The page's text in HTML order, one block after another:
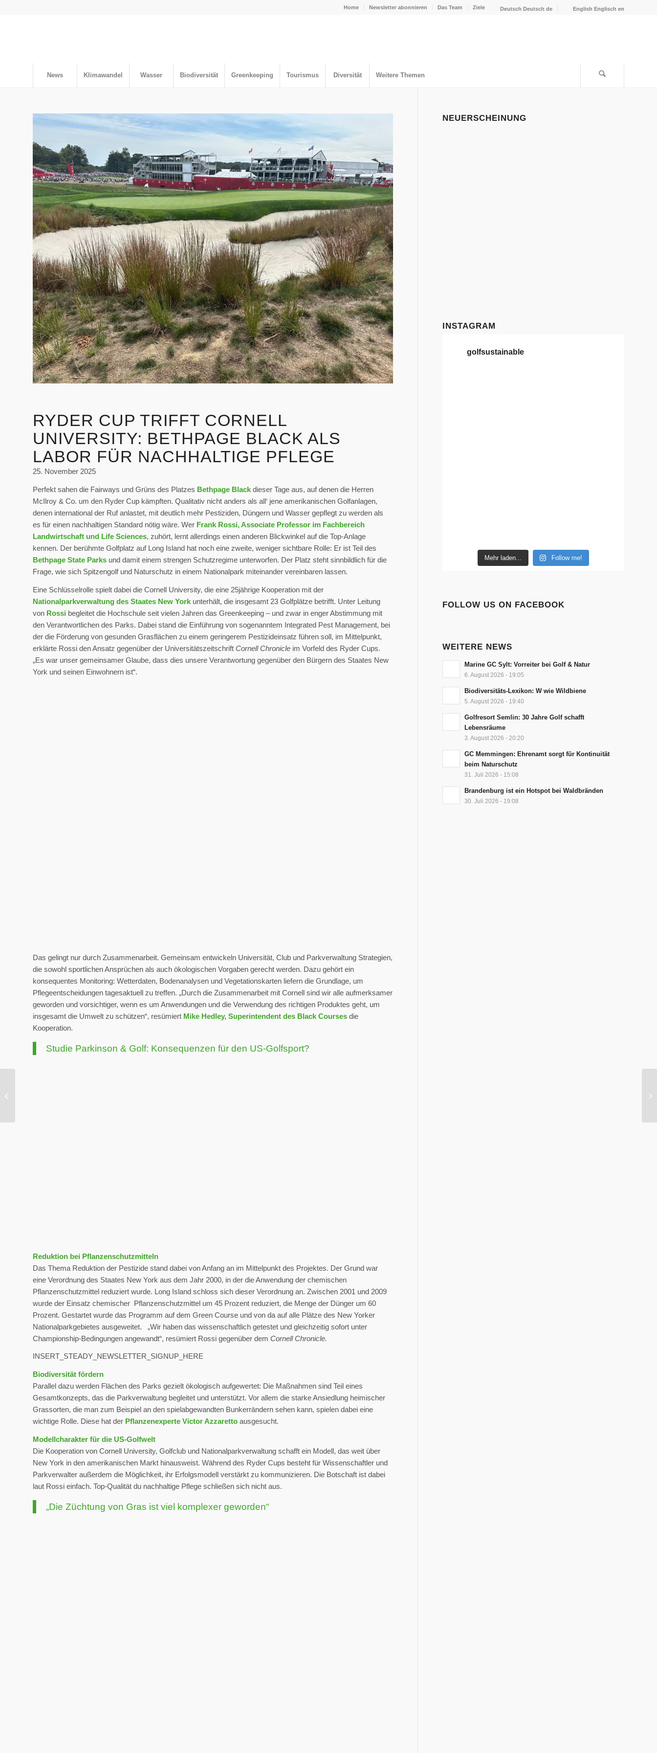
Home Newsletter abonnieren Das Team Ziele Deutsch Deutsch de English Englisch en
News Klimawandel Wasser Biodiversität Greenkeeping Tourismus Diversität Weitere Themen
RYDER CUP TRIFFT CORNELL
UNIVERSITY: BETHPAGE BLACK ALS
LABOR FÜR NACHHALTIGE PFLEGE
25. November 2025
Perfekt sahen die Fairways und Grüns des Platzes Bethpage Black dieser Tage aus, auf denen die Herren
McIlroy & Co. um den Ryder Cup kämpften. Qualitativ nicht anders als all‘ jene amerikanischen Golfanlagen,
denen international der Ruf anlastet, mit deutlich mehr Pestiziden, Düngern und Wasser gepflegt zu werden als
es für einen nachhaltigen Standard nötig wäre. Wer Frank Rossi, Associate Professor im Fachbereich
Landwirtschaft und Life Sciences, zuhört, lernt allerdings einen anderen Blickwinkel auf die Top-Anlage
kennen. Der berühmte Golfplatz auf Long Island hat noch eine zweite, weniger sichtbare Rolle: Er ist Teil des
Bethpage State Parks und damit einem strengen Schutzregime unterworfen. Der Platz steht sinnbildlich für die
Frage, wie sich Spitzengolf und Naturschutz in einem Nationalpark miteinander vereinbaren lassen.
Eine Schlüsselrolle spielt dabei die Cornell University, die eine 25jährige Kooperation mit der
Nationalparkverwaltung des Staates New York unterhält, die insgesamt 23 Golfplätze betrifft. Unter Leitung
von Rossi begleitet die Hochschule seit vielen Jahren das Greenkeeping – und zwar in enger Abstimmung mit
den Verantwortlichen des Parks. Dabei stand die Einführung von sogenanntem Integrated Pest Management, bei
der die Förderung von gesunden Grasflächen zu einem geringerem Pestizideinsatz führen soll, im Mittelpunkt,
erklärte Rossi den Ansatz gegenüber der Universitätszeitschrift Cornell Chronicle im Vorfeld des Ryder Cups.
„Es war unser gemeinsamer Glaube, dass dies unsere Verantwortung gegenüber den Bürgern des Staates New
York und seinen Einwohnern ist“.
Das gelingt nur durch Zusammenarbeit. Gemeinsam entwickeln Universität, Club und Parkverwaltung Strategien,
die sowohl sportlichen Ansprüchen als auch ökologischen Vorgaben gerecht werden. Dazu gehört ein
konsequentes Monitoring: Wetterdaten, Bodenanalysen und Vegetationskarten liefern die Grundlage, um
Pflegeentscheidungen tagesaktuell zu treffen. „Durch die Zusammenarbeit mit Cornell sind wir alle aufmerksamer
geworden und vorsichtiger, wenn es um Anwendungen und die Verwendung des richtigen Produktes geht, um
insgesamt die Umwelt zu schützen“, resümiert Mike Hedley, Superintendent des Black Courses die
Kooperation.
Studie Parkinson & Golf: Konsequenzen für den US-Golfsport?
Reduktion bei Pflanzenschutzmitteln
Das Thema Reduktion der Pestizide stand dabei von Anfang an im Mittelpunkt des Projektes. Der Grund war
eine Verordnung des Staates New York aus dem Jahr 2000, in der die Anwendung der chemischen
Pflanzenschutzmittel reduziert wurde. Long Island schloss sich dieser Verordnung an. Zwischen 2001 und 2009
wurde der Einsatz chemischer Pflanzenschutzmittel um 45 Prozent reduziert, die Menge der Dünger um 60
Prozent. Gestartet wurde das Programm auf dem Green Course und von da auf alle Plätze des New Yorker
Nationalparkgebietes ausgeweitet. „Wir haben das wissenschaftlich getestet und gleichzeitig sofort unter
Championship-Bedingungen angewandt“, resümiert Rossi gegenüber dem Cornell Chronicle.
INSERT_STEADY_NEWSLETTER_SIGNUP_HERE
Biodiversität fördern
Parallel dazu werden Flächen des Parks gezielt ökologisch aufgewertet: Die Maßnahmen sind Teil eines
Gesamtkonzepts, das die Parkverwaltung begleitet und unterstützt. Vor allem die starke Ansiedlung heimischer
Grassorten, die man zum Beispiel an den spielabgewandten Bunkerrändern sehen kann, spielen dabei eine
wichtige Rolle. Diese hat der Pflanzenexperte Victor Azzaretto ausgesucht.
Modellcharakter für die US-Golfwelt
Die Kooperation von Cornell University, Golfclub und Nationalparkverwaltung schafft ein Modell, das weit über
New York in den amerikanischen Markt hinausweist. Während des Ryder Cups besteht für Wissenschaftler und
Parkverwalter außerdem die Möglichkeit, ihr Erfolgsmodell verstärkt zu kommunizieren. Die Botschaft ist dabei
laut Rossi einfach. Top-Qualität du nachhaltige Pflege schließen sich nicht aus.
„Die Züchtung von Gras ist viel komplexer geworden“
NEUERSCHEINUNG
INSTAGRAM
golfsustainable
Mehr laden... Follow me!
FOLLOW US ON FACEBOOK
WEITERE NEWS
Marine GC Sylt: Vorreiter bei Golf & Natur
6. August 2026 - 19:05
Biodiversitäts-Lexikon: W wie Wildbiene
5. August 2026 - 19:40
Golfresort Semlin: 30 Jahre Golf schafft
Lebensräume
3. August 2026 - 20:20
GC Memmingen: Ehrenamt sorgt für Kontinuität
beim Naturschutz
31. Juli 2026 - 15:08
Brandenburg ist ein Hotspot bei Waldbränden
30. Juli 2026 - 19:08